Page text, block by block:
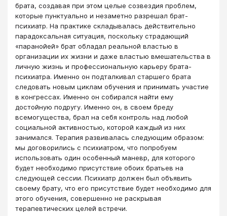
брата, создавая при этом целые созвездия проблем,
которые пунктуально и незаметно разрешал брат-
психиатр. На практике складывалась действительно
парадоксальная ситуация, поскольку страдающий
«паранойей» брат обладал реальной властью в
организации их жизни и даже властью вмешательства в
личную жизнь и профессиональную карьеру брата-
психиатра. Именно он подталкивал старшего брата
следовать новым циклам обучения и принимать участие
в конгрессах. Именно он собирался найти ему
достойную подругу. Именно он, в своем бреду
всемогущества, брал на себя контроль над любой
социальной активностью, которой каждый из них
занимался. Терапия развивалась следующим образом:
мы договорились с психиатром, что попробуем
использовать один особенный маневр, для которого
будет необходимо присутствие обоих братьев на
следующей сессии. Психиатр должен был объявить
своему брату, что его присутствие будет необходимо для
этого обучения, совершенно не раскрывая
терапевтических целей встречи.